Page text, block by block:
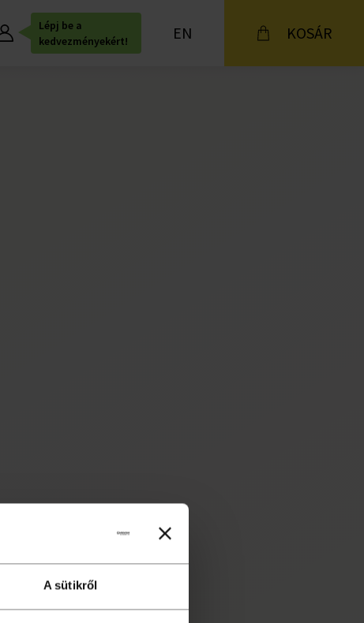
A sütikről
Lépj be a
kedvezményekért!
KOSÁR
EN